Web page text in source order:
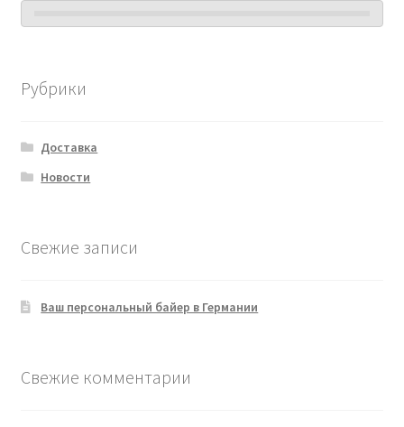
Рубрики
Доставка
Новости
Свежие записи
Ваш персональный байер в Германии
Свежие комментарии